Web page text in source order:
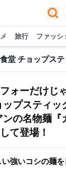
旅行 ファッシ
ォーだけじ
プスティッ
の名物麺『
て登場！
強いコシの麺